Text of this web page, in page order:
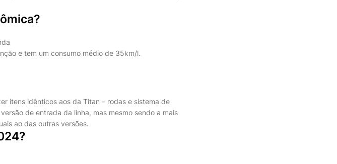
e tem um consumo médio de 35km/l.
itens idênticos aos da Titan – rodas e sistema de
de entrada da linha, mas mesmo sendo a mais
ao das outras versões.